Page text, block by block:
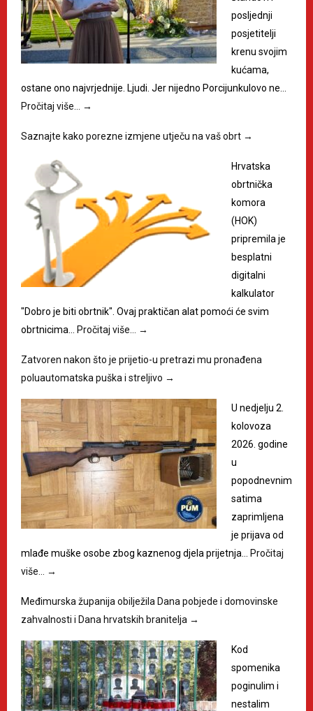
posljednji
posjetitelji
krenu svojim
kućama,
ostane ono najvrjednije. Ljudi. Jer nijedno Porcijunkulovo ne…
Pročitaj više… →
Saznajte kako porezne izmjene utječu na vaš obrt →
Hrvatska
obrtnička
komora
(HOK)
pripremila je
besplatni
digitalni
kalkulator
"Dobro je biti obrtnik". Ovaj praktičan alat pomoći će svim
obrtnicima… Pročitaj više… →
Zatvoren nakon što je prijetio-u pretrazi mu pronađena
poluautomatska puška i streljivo →
U nedjelju 2.
kolovoza
2026. godine
u
popodnevnim
satima
zaprimljena
je prijava od
mlađe muške osobe zbog kaznenog djela prijetnja… Pročitaj
više… →
Međimurska županija obilježila Dana pobjede i domovinske
zahvalnosti i Dana hrvatskih branitelja →
Kod
spomenika
poginulim i
nestalim